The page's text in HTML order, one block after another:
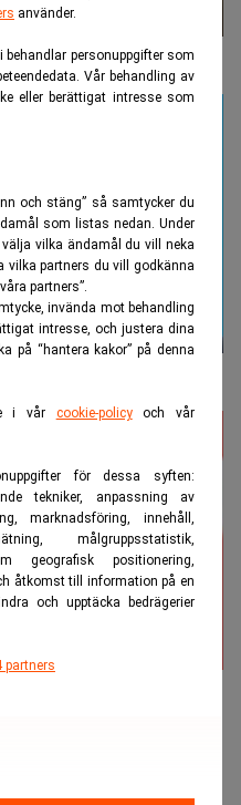
använder.
personuppgifter som
Vår behandling av
eller berättigat intresse som
och stäng” så samtycker du
som listas nedan. Under
välja vilka ändamål du vill neka
vilka partners du vill godkänna
partners”.
invända mot behandling
intresse, och justera dina
på “hantera kakor” på denna
i vår cookie-policyoch vår
för dessa syften:
tekniker, anpassning av
marknadsföring, innehåll,
målgruppsstatistik,
geografisk positionering,
åtkomst till information på en
och upptäcka bedrägerier
partners
på el
omröstning
om friskolor